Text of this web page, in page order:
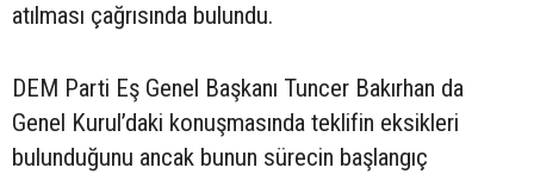
atılması çağrısında bulundu.
DEM Parti Eş Genel Başkanı Tuncer Bakırhan da
Genel Kurul’daki konuşmasında teklifin eksikleri
bulunduğunu ancak bunun sürecin başlangıç